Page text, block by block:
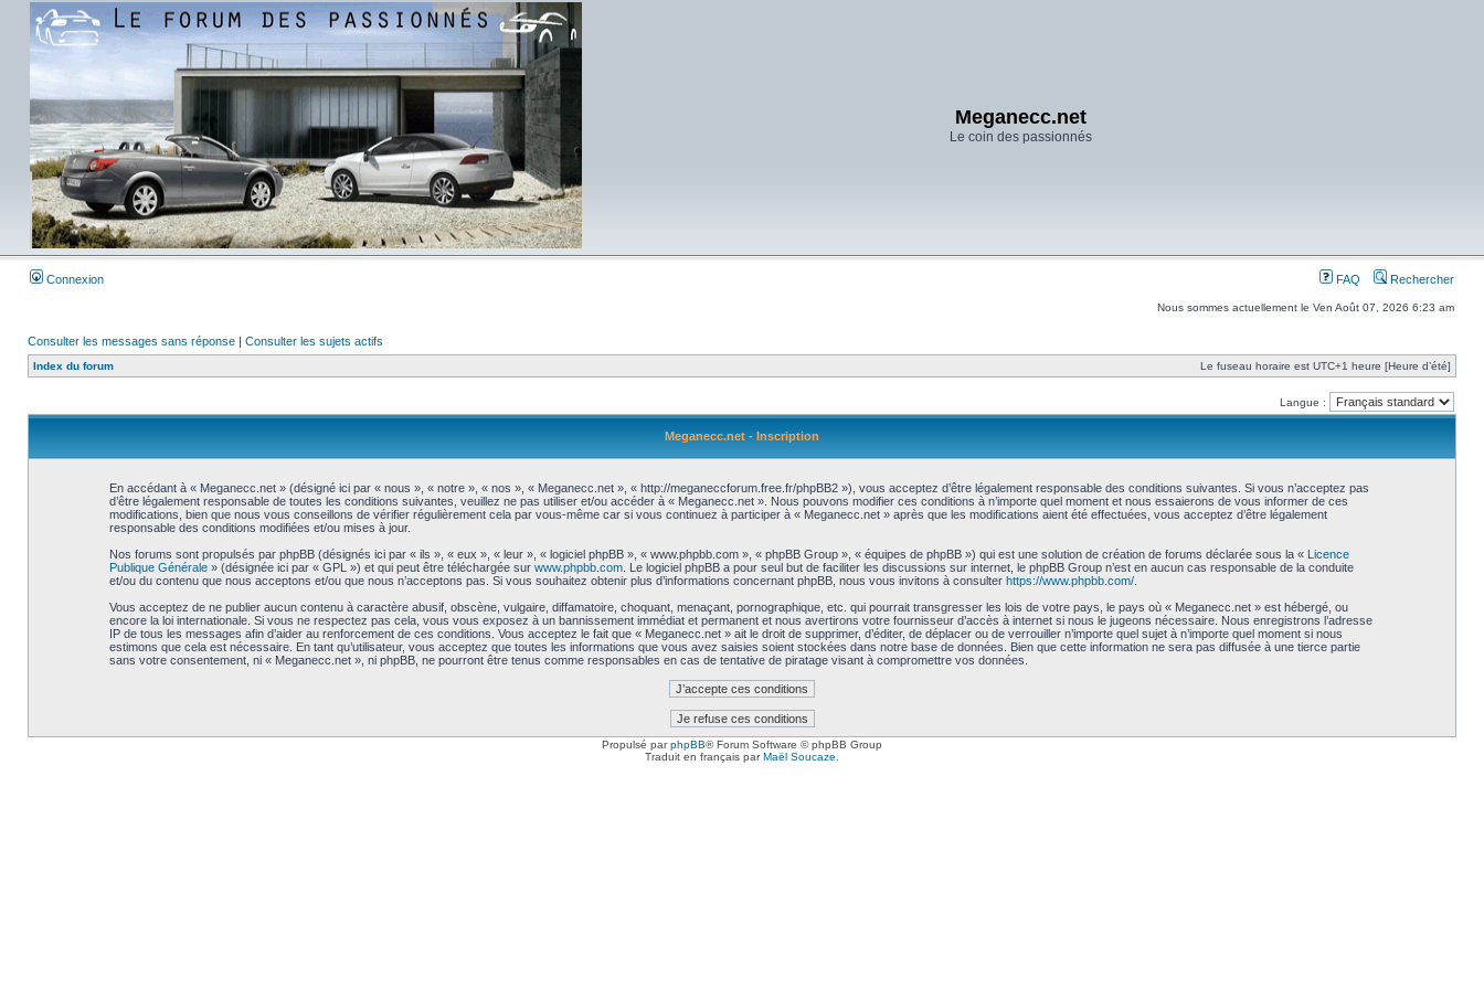
Meganecc.net
Le coin des passionnés
Connexion FAQ Rechercher
Nous sommes actuellement le Ven Août 07, 2026 6:23 am
Consulter les messages sans réponse | Consulter les sujets actifs
Index du forum Le fuseau horaire est UTC+1 heure [Heure d’été]
Langue :
Meganecc.net - Inscription
En accédant à « Meganecc.net » (désigné ici par « nous », « notre », « nos », « Meganecc.net », « http://meganeccforum.free.fr/phpBB2 »), vous acceptez d’être légalement responsable des conditions suivantes. Si vous n’acceptez pas
d’être légalement responsable de toutes les conditions suivantes, veuillez ne pas utiliser et/ou accéder à « Meganecc.net ». Nous pouvons modifier ces conditions à n’importe quel moment et nous essaierons de vous informer de ces
modifications, bien que nous vous conseillons de vérifier régulièrement cela par vous-même car si vous continuez à participer à « Meganecc.net » après que les modifications aient été effectuées, vous acceptez d’être légalement
responsable des conditions modifiées et/ou mises à jour.
Nos forums sont propulsés par phpBB (désignés ici par « ils », « eux », « leur », « logiciel phpBB », « www.phpbb.com », « phpBB Group », « équipes de phpBB ») qui est une solution de création de forums déclarée sous la « Licence
Publique Générale» (désignée ici par « GPL ») et qui peut être téléchargée sur www.phpbb.com. Le logiciel phpBB a pour seul but de faciliter les discussions sur internet, le phpBB Group n’est en aucun cas responsable de la conduite
et/ou du contenu que nous acceptons et/ou que nous n’acceptons pas. Si vous souhaitez obtenir plus d’informations concernant phpBB, nous vous invitons à consulter https://www.phpbb.com/.
Vous acceptez de ne publier aucun contenu à caractère abusif, obscène, vulgaire, diffamatoire, choquant, menaçant, pornographique, etc. qui pourrait transgresser les lois de votre pays, le pays où « Meganecc.net » est hébergé, ou
encore la loi internationale. Si vous ne respectez pas cela, vous vous exposez à un bannissement immédiat et permanent et nous avertirons votre fournisseur d’accès à internet si nous le jugeons nécessaire. Nous enregistrons l’adresse
IP de tous les messages afin d’aider au renforcement de ces conditions. Vous acceptez le fait que « Meganecc.net » ait le droit de supprimer, d’éditer, de déplacer ou de verrouiller n’importe quel sujet à n’importe quel moment si nous
estimons que cela est nécessaire. En tant qu’utilisateur, vous acceptez que toutes les informations que vous avez saisies soient stockées dans notre base de données. Bien que cette information ne sera pas diffusée à une tierce partie
sans votre consentement, ni « Meganecc.net », ni phpBB, ne pourront être tenus comme responsables en cas de tentative de piratage visant à compromettre vos données.
Propulsé parphpBB® Forum Software © phpBB Group
Traduit en français parMaël Soucaze